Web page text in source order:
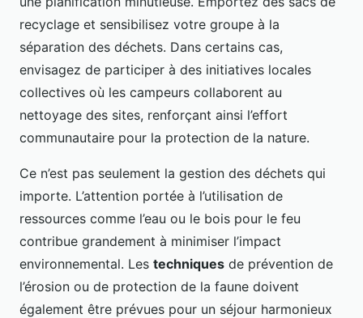
recyclage et sensibilisez votre groupe à la
séparation des déchets. Dans certains cas,
envisagez de participer à des initiatives locales
collectives où les campeurs collaborent au
nettoyage des sites, renforçant ainsi l’effort
communautaire pour la protection de la nature.
Ce n’est pas seulement la gestion des déchets qui
importe. L’attention portée à l’utilisation de
ressources comme l’eau ou le bois pour le feu
contribue grandement à minimiser l’impact
environnemental. Les techniques de prévention de
l’érosion ou de protection de la faune doivent
également être prévues pour un séjour harmonieux